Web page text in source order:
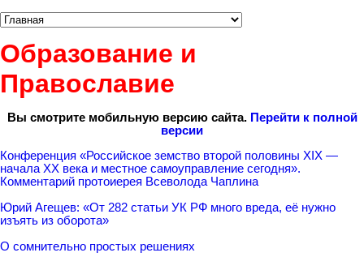
Образование и
Православие
Вы смотрите мобильную версию сайта. Перейти к полной
версии
Конференция «Российское земство второй половины XIX —
начала ХХ века и местное самоуправление сегодня».
Комментарий протоиерея Всеволода Чаплина
Юрий Агещев: «От 282 статьи УК РФ много вреда, её нужно
изъять из оборота»
О сомнительно простых решениях